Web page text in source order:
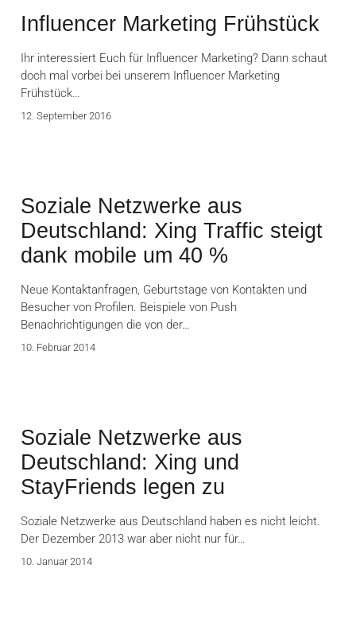
Influencer Marketing Frühstück
Ihr interessiert Euch für Influencer Marketing? Dann schaut
doch mal vorbei bei unserem Influencer Marketing
Frühstück…
12. September 2016
Soziale Netzwerke aus
Deutschland: Xing Traffic steigt
dank mobile um 40 %
Neue Kontaktanfragen, Geburtstage von Kontakten und
Besucher von Profilen. Beispiele von Push
Benachrichtigungen die von der…
10. Februar 2014
Soziale Netzwerke aus
Deutschland: Xing und
StayFriends legen zu
Soziale Netzwerke aus Deutschland haben es nicht leicht.
Der Dezember 2013 war aber nicht nur für…
10. Januar 2014